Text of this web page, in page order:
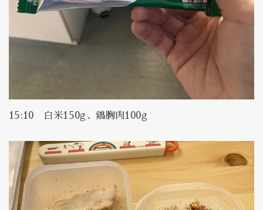
15:10 白米150g、鶏胸肉100g